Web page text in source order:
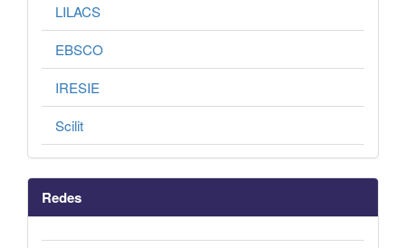
LILACS
EBSCO
IRESIE
Scilit
Redes